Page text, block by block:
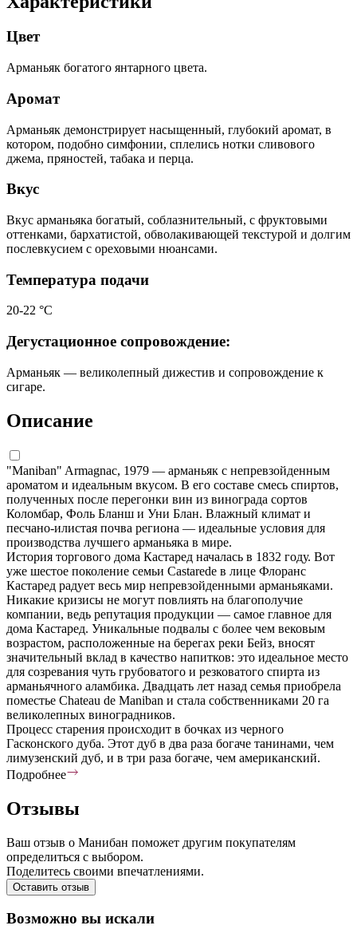
Цвет
Арманьяк богатого янтарного цвета.
Аромат
Арманьяк демонстрирует насыщенный, глубокий аромат, в
котором, подобно симфонии, сплелись нотки сливового
джема, пряностей, табака и перца.
Вкус
Вкус арманьяка богатый, соблазнительный, с фруктовыми
оттенками, бархатистой, обволакивающей текстурой и долгим
послевкусием с ореховыми нюансами.
Температура подачи
20-22 °C
Дегустационное сопровождение:
Арманьяк — великолепный дижестив и сопровождение к
сигаре.
Описание
"Maniban" Armagnac, 1979 — арманьяк с непревзойденным
ароматом и идеальным вкусом. В его составе смесь спиртов,
полученных после перегонки вин из винограда сортов
Коломбар, Фоль Бланш и Уни Блан. Влажный климат и
песчано-илистая почва региона — идеальные условия для
производства лучшего арманьяка в мире.
История торгового дома Кастаред началась в 1832 году. Вот
уже шестое поколение семьи Castarede в лице Флоранс
Кастаред радует весь мир непревзойденными арманьяками.
Никакие кризисы не могут повлиять на благополучие
компании, ведь репутация продукции — самое главное для
дома Кастаред. Уникальные подвалы с более чем вековым
возрастом, расположенные на берегах реки Бейз, вносят
значительный вклад в качество напитков: это идеальное место
для созревания чуть грубоватого и резковатого спирта из
арманьячного аламбика. Двадцать лет назад семья приобрела
поместье Chateau de Maniban и стала собственниками 20 га
великолепных виноградников.
Процесс старения происходит в бочках из черного
Гасконского дуба. Этот дуб в два раза богаче танинами, чем
лимузенский дуб, и в три раза богаче, чем американский.
Подробнее
Отзывы
Ваш отзыв о Манибан поможет другим покупателям
определиться с выбором.
Поделитесь своими впечатлениями.
Оставить отзыв
Возможно вы искали